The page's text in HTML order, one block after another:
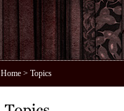
Home> Topics